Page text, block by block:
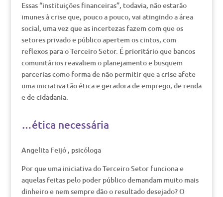
Essas “instituições financeiras”, todavia, não estarão
imunes à crise que, pouco a pouco, vai atingindo a área
social, uma vez que as incertezas fazem com que os
setores privado e público apertem os cintos, com
reflexos para o Terceiro Setor. É prioritário que bancos
comunitários reavaliem o planejamento e busquem
parcerias como forma de não permitir que a crise afete
uma iniciativa tão ética e geradora de emprego, de renda
e de cidadania.
…ética necessária
Angelita Feijó , psicóloga
Por que uma iniciativa do Terceiro Setor funciona e
aquelas feitas pelo poder público demandam muito mais
dinheiro e nem sempre dão o resultado desejado? O